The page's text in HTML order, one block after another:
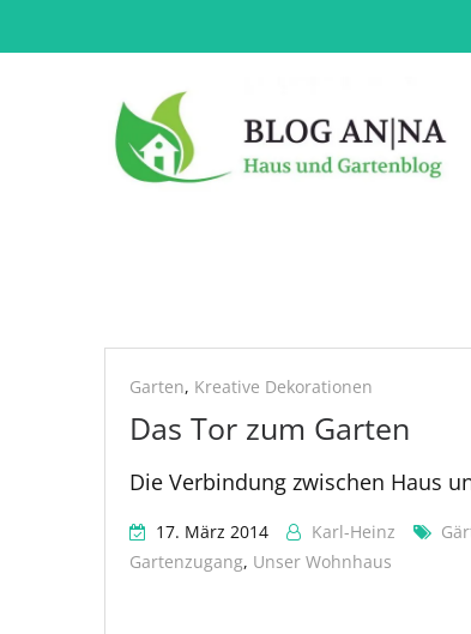
Gartenzugang
Garten, Kreative Dekorationen
Das Tor zum Garten
Die Verbindung zwischen Haus
17. März 2014 Karl-Heinz
Gartenzugang, Unser Wohnhaus